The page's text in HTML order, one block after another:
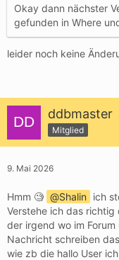
Okay dann nächster
gefunden in Where
leider noch keine
ddbmaster
Mitglied
9. Mai 2026
Hmm 🧐 Shalin
ich
Verstehe ich das richtig
der irgend wo im
Nachricht schreiben
wie zb die hallo User